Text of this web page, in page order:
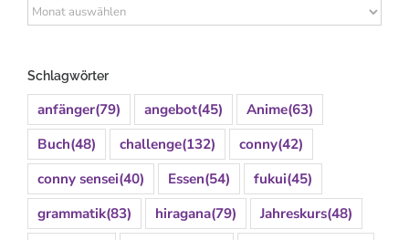
Archiv
Schlagwörter
anfänger(79) angebot(45) Anime(63)
Buch(48) challenge(132) conny(42)
conny sensei(40) Essen(54) fukui(45)
grammatik(83) hiragana(79) Jahreskurs(48)